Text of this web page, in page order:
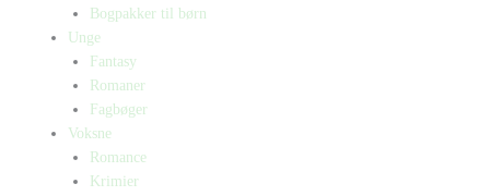
Bogpakker til børn
Unge
Fantasy
Romaner
Fagbøger
Voksne
Romance
Krimier